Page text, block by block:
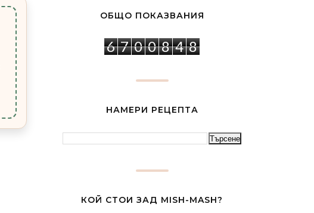
ОБЩО ПОКАЗВАНИЯ
6 7 0 0 8 4 8
НАМЕРИ РЕЦЕПТА
КОЙ СТОИ ЗАД MISH-MASH?